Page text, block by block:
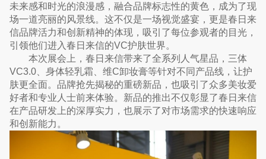
未来感和时光的浪漫感，融合品牌标志性的黄色，成为了现
场一道亮丽的风景线。这不仅是一场视觉盛宴，更是春日来
信品牌活力和创新精神的体现，吸引了每位参观者的目光，
引领他们进入春日来信的VC护肤世界。
本次展会上，春日来信带来了全系列人气星品，三体
VC3.0、身体轻乳霜、维C卸妆膏等针对不同产品线，让护
肤更全面。品牌抢先揭秘的重磅新品，也吸引了众多美妆爱
好者和专业人士前来体验。新品的推出不仅彰显了春日来信
在产品研发上的深厚实力，也展示了对市场需求的快速响应
和创新能力。